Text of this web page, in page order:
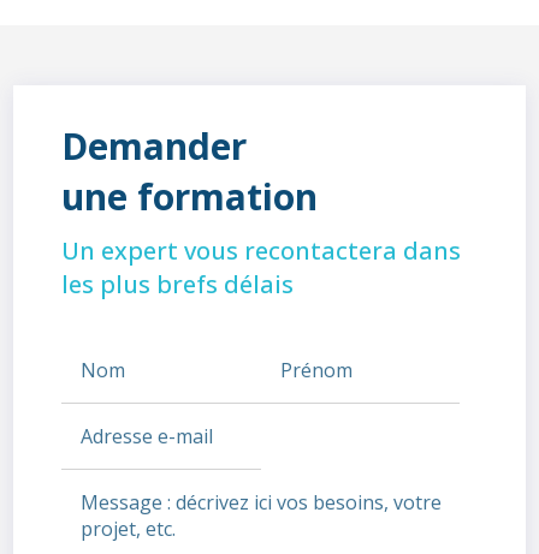
Demander
une formation
Un expert vous recontactera dans
les plus brefs délais